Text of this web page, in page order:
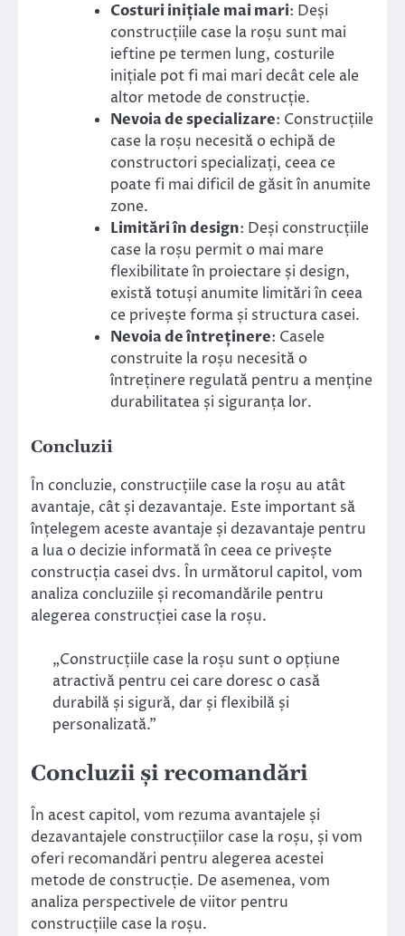
Costuri inițiale mai mari: Deși
construcțiile case la roșu sunt mai
ieftine pe termen lung, costurile
inițiale pot fi mai mari decât cele ale
altor metode de construcție.
Nevoia de specializare: Construcțiile
case la roșu necesită o echipă de
constructori specializați, ceea ce
poate fi mai dificil de găsit în anumite
zone.
Limitări în design: Deși construcțiile
case la roșu permit o mai mare
flexibilitate în proiectare și design,
există totuși anumite limitări în ceea
ce privește forma și structura casei.
Nevoia de întreținere: Casele
construite la roșu necesită o
întreținere regulată pentru a menține
durabilitatea și siguranța lor.
Concluzii
În concluzie, construcțiile case la roșu au atât
avantaje, cât și dezavantaje. Este important să
înțelegem aceste avantaje și dezavantaje pentru
a lua o decizie informată în ceea ce privește
construcția casei dvs. În următorul capitol, vom
analiza concluziile și recomandările pentru
alegerea construcției case la roșu.
„Construcțiile case la roșu sunt o opțiune
atractivă pentru cei care doresc o casă
durabilă și sigură, dar și flexibilă și
personalizată.”
Concluzii și recomandări
În acest capitol, vom rezuma avantajele și
dezavantajele construcțiilor case la roșu, și vom
oferi recomandări pentru alegerea acestei
metode de construcție. De asemenea, vom
analiza perspectivele de viitor pentru
construcțiile case la roșu.